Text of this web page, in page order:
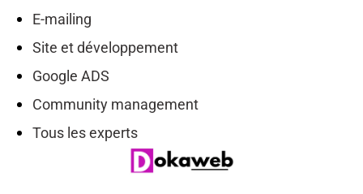
E-mailing
Site et développement
Google ADS
Community management
Tous les experts